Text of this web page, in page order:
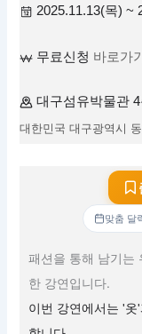
2025.11.13(목) ~
무료신청 바로가기
대구섬유박물관
대한민국 대구광역시
맞춤 달
패션을 통해 남기는
한 강연입니다.
이번 강연에서는 '